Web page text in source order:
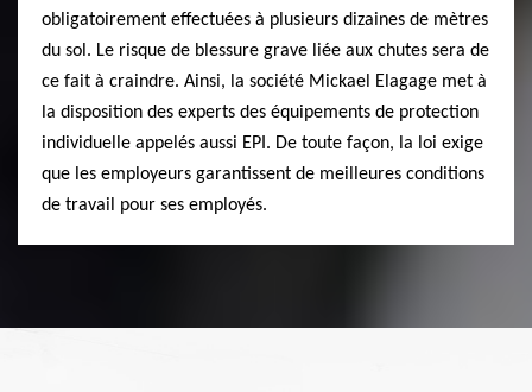
obligatoirement effectuées à plusieurs dizaines de mètres
du sol. Le risque de blessure grave liée aux chutes sera de
ce fait à craindre. Ainsi, la société Mickael Elagage met à
la disposition des experts des équipements de protection
individuelle appelés aussi EPI. De toute façon, la loi exige
que les employeurs garantissent de meilleures conditions
de travail pour ses employés.